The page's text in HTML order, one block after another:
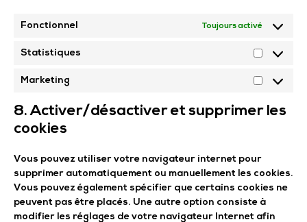
Fonctionnel Toujours activé
Statistiques
Marketing
8. Activer/désactiver et supprimer les
cookies
Vous pouvez utiliser votre navigateur internet pour
supprimer automatiquement ou manuellement les cookies.
Vous pouvez également spécifier que certains cookies ne
peuvent pas être placés. Une autre option consiste à
modifier les réglages de votre navigateur Internet afin